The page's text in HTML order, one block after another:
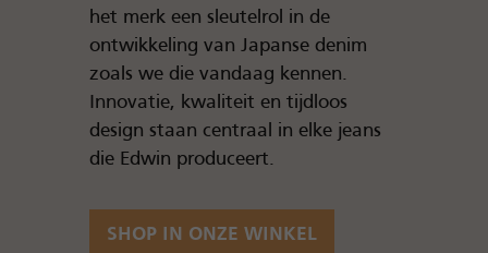
het merk een sleutelrol in de
ontwikkeling van Japanse denim
zoals we die vandaag kennen.
Innovatie, kwaliteit en tijdloos
design staan centraal in elke jeans
die Edwin produceert.
SHOP IN ONZE WINKEL